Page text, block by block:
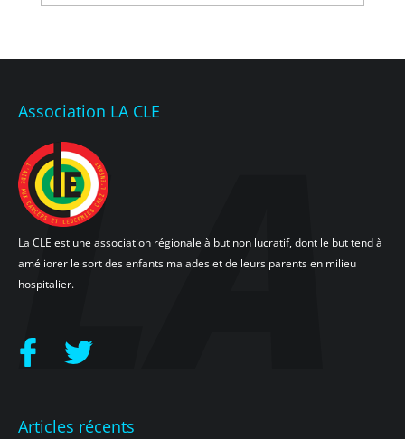
Association LA CLE
La CLE est une association régionale à but non lucratif, dont le but tend à
améliorer le sort des enfants malades et de leurs parents en milieu
hospitalier.
Articles récents